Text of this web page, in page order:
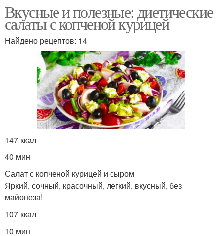
Вкусные и полезные: диетические
салаты с копченой курицей
Найдено рецептов: 14
147 ккал
40 мин
Салат с копченой курицей и сыром
Яркий, сочный, красочный, легкий, вкусный, без
майонеза!
107 ккал
10 мин